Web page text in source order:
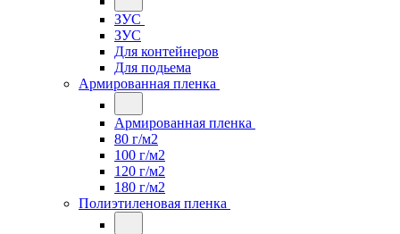
ЗУС
ЗУС
Для контейнеров
Для подьема
Армированная пленка
Армированная пленка
80 г/м2
100 г/м2
120 г/м2
180 г/м2
Полиэтиленовая пленка